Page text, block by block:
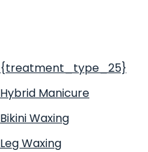
{treatment_type_25}
Hybrid Manicure
Bikini Waxing
Leg Waxing